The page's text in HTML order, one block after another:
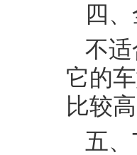
四、
不适
它的
比较
五、